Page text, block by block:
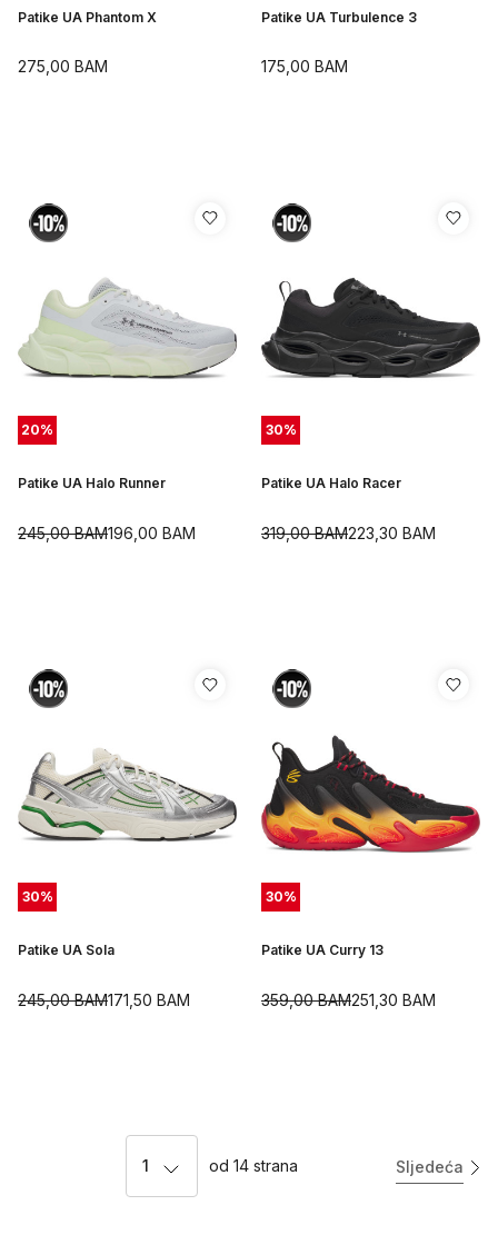
Patike UA Phantom X
275,00 BAM
Patike UA Turbulence 3
175,00 BAM
20%
Patike UA Halo Runner
196,00 BAM
245,00BAM
30%
Patike UA Halo Racer
223,30 BAM
319,00BAM
30%
Patike UA Sola
171,50 BAM
245,00BAM
30%
Patike UA Curry 13
251,30 BAM
359,00BAM
1 od 14 strana Sljedeća